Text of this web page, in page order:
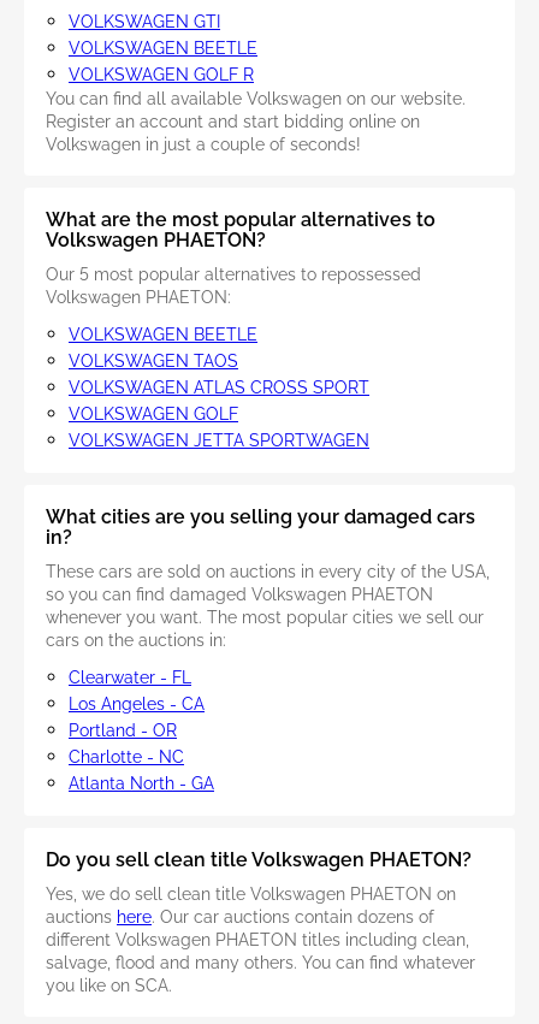
VOLKSWAGEN GTI
VOLKSWAGEN BEETLE
VOLKSWAGEN GOLF R
You can find all available Volkswagen on our website.
Register an account and start bidding online on
Volkswagen in just a couple of seconds!
What are the most popular alternatives to
Volkswagen PHAETON?
Our 5 most popular alternatives to repossessed
Volkswagen PHAETON:
VOLKSWAGEN BEETLE
VOLKSWAGEN TAOS
VOLKSWAGEN ATLAS CROSS SPORT
VOLKSWAGEN GOLF
VOLKSWAGEN JETTA SPORTWAGEN
What cities are you selling your damaged cars
in?
These cars are sold on auctions in every city of the USA,
so you can find damaged Volkswagen PHAETON
whenever you want. The most popular cities we sell our
cars on the auctions in:
Clearwater - FL
Los Angeles - CA
Portland - OR
Charlotte - NC
Atlanta North - GA
Do you sell clean title Volkswagen PHAETON?
Yes, we do sell clean title Volkswagen PHAETON on
auctions here. Our car auctions contain dozens of
different Volkswagen PHAETON titles including clean,
salvage, flood and many others. You can find whatever
you like on SCA.